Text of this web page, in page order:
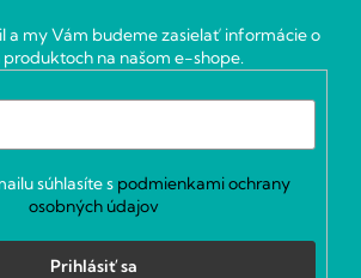
a my Vám budeme zasielať informácie o
produktoch na našom e-shope.
súhlasíte s podmienkami ochrany
osobných údajov
Prihlásiť sa